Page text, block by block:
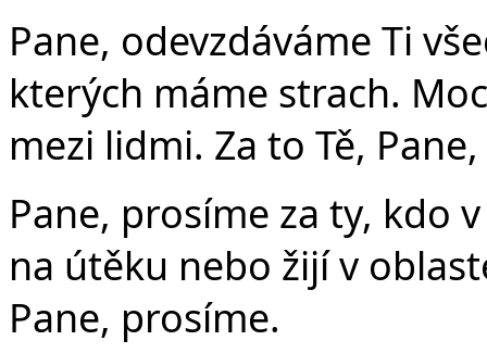
Pane, odevzdáváme Ti
kterých máme strach.
mezi lidmi. Za to Tě,
Pane, prosíme za ty, kdo
na útěku nebo žijí v
Pane, prosíme.